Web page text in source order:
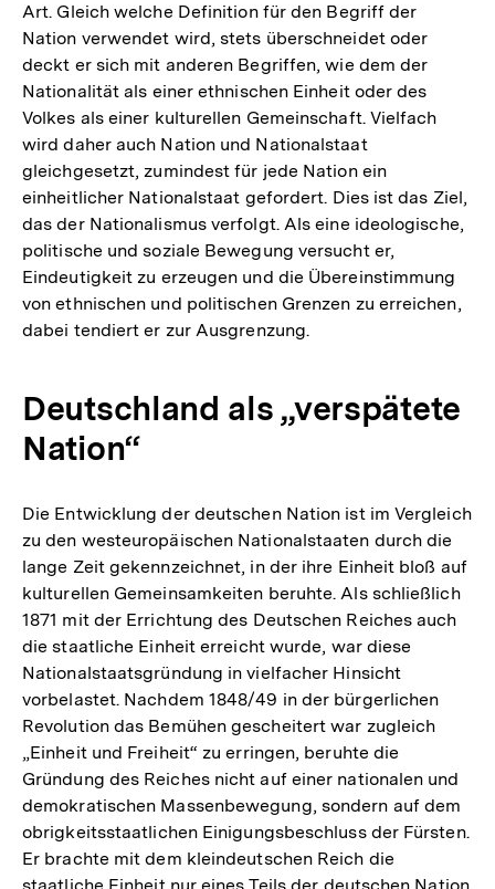
Art. Gleich welche Definition für den Begriff der
Nation verwendet wird, stets überschneidet oder
deckt er sich mit anderen Begriffen, wie dem der
Nationalität als einer ethnischen Einheit oder des
Volkes als einer kulturellen Gemeinschaft. Vielfach
wird daher auch Nation und Nationalstaat
gleichgesetzt, zumindest für jede Nation ein
einheitlicher Nationalstaat gefordert. Dies ist das Ziel,
das der Nationalismus verfolgt. Als eine ideologische,
politische und soziale Bewegung versucht er,
Eindeutigkeit zu erzeugen und die Übereinstimmung
von ethnischen und politischen Grenzen zu erreichen,
dabei tendiert er zur Ausgrenzung.
Deutschland als „verspätete
Nation“
Die Entwicklung der deutschen Nation ist im Vergleich
zu den westeuropäischen Nationalstaaten durch die
lange Zeit gekennzeichnet, in der ihre Einheit bloß auf
kulturellen Gemeinsamkeiten beruhte. Als schließlich
1871 mit der Errichtung des Deutschen Reiches auch
die staatliche Einheit erreicht wurde, war diese
Nationalstaatsgründung in vielfacher Hinsicht
vorbelastet. Nachdem 1848/49 in der bürgerlichen
Revolution das Bemühen gescheitert war zugleich
„Einheit und Freiheit“ zu erringen, beruhte die
Gründung des Reiches nicht auf einer nationalen und
demokratischen Massenbewegung, sondern auf dem
obrigkeitsstaatlichen Einigungsbeschluss der Fürsten.
Er brachte mit dem kleindeutschen Reich die